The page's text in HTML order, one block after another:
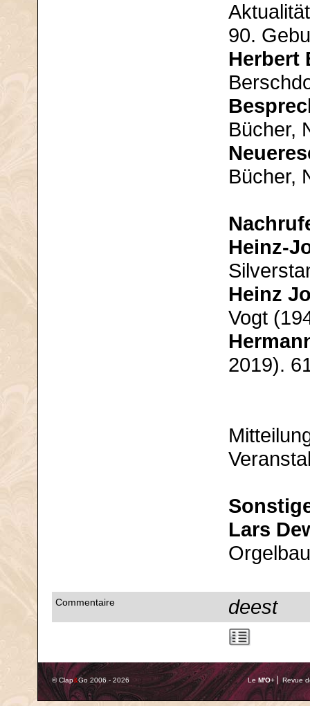
90.
Herbert
Bücher,
Bücher,
Heinz-
Heinz
Vogt
2019).
Lars
Commentaire deest
© Clap&Go 2006 - 2026 Le M'O+ ⎢ Revue